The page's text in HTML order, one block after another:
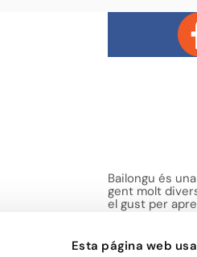
Esta página web
Bailongu és
gent molt
el gust per
manera de